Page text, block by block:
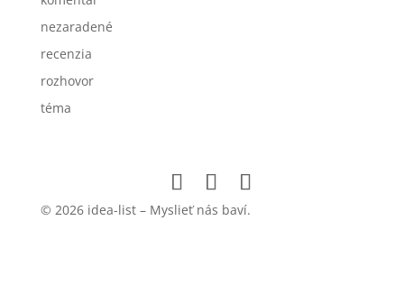
nezaradené
recenzia
rozhovor
téma
© 2026 idea-list – Myslieť nás baví.